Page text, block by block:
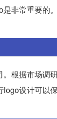
非常重要的
根据市场调
设计可以